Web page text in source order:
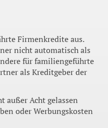
Firmen­kredite aus.
nicht automatisch als
für familiengeführte
als Kreditgeber der
Acht gelassen
oder Werbungskos­ten